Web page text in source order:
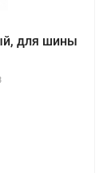
для шины